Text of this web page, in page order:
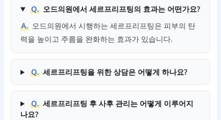
Q. 오드의원에서 세르프리프팅의 효과는 어떤가요?
A. 오드의원에서 시행하는 세르프리프팅은 피부의 탄
력을 높이고 주름을 완화하는 효과가 있습니다.
Q. 세르프리프팅을 위한 상담은 어떻게 하나요?
Q. 세르프리프팅 후 사후 관리는 어떻게 이루어지
나요?